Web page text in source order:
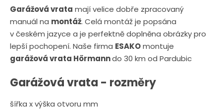
Garážová vrata mají velice dobře zpracovaný
manuál na montáž. Celá montáž je popsána
v českém jazyce a je perfektně doplněna obrázky pro
lepší pochopení. Naše firma ESAKOmontuje
garážová vrata Hörmanndo 30 km od Pardubic
Garážová vrata - rozměry
šířka x výška otvoru mm